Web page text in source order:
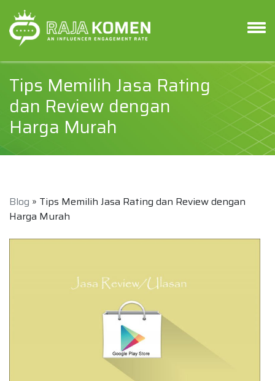
Tips Memilih Jasa Rating
dan Review dengan
Harga Murah
Blog » Tips Memilih Jasa Rating dan Review dengan
Harga Murah